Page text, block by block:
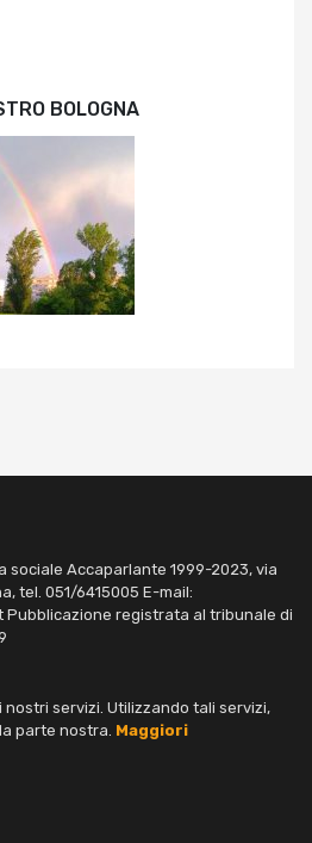
BOLOGNA
sociale Accaparlante 1999-2023, via
tel. 051/6415005 E-mail:
Pubblicazione registrata al tribunale di
servizi. Utilizzando tali servizi,
parte nostra. Maggiori